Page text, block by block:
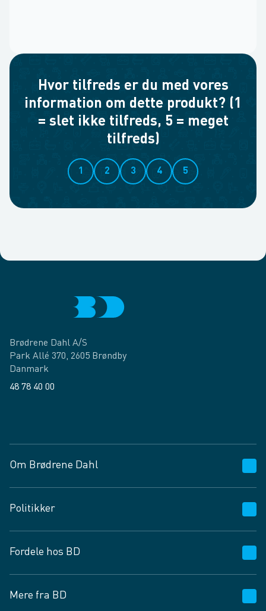
Hvor tilfreds er du med vores
information om dette produkt? (1
= slet ikke tilfreds, 5 = meget
tilfreds)
1 2 3 4 5
Brødrene Dahl A/S
Park Allé 370, 2605 Brøndby
Danmark
48 78 40 00
Om Brødrene Dahl
Vagttelefon 30 10 89 89
Spørgsmål og svar
Job og karriere
Fødevarekontrolrapport
Politikker
Privatlivspolitik
Cookies
Vilkår og betingelser
Fordele hos BD
BD app
Mere fra BD